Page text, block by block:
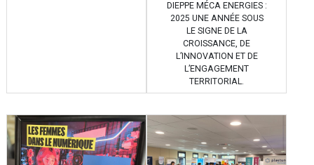
DIEPPE MÉCA ENERGIES :
2025 UNE ANNÉE SOUS
LE SIGNE DE LA
CROISSANCE, DE
L’INNOVATION ET DE
L’ENGAGEMENT
TERRITORIAL.